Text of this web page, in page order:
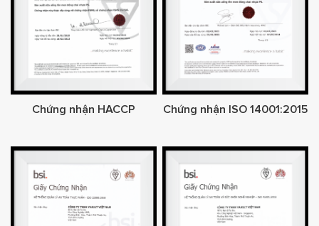
Chứng nhận HACCP Chứng nhận ISO 14001:2015